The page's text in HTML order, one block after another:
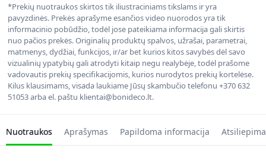
*Prekių nuotraukos skirtos tik iliustraciniams tikslams ir yra
pavyzdinės. Prekės aprašyme esančios video nuorodos yra tik
informacinio pobūdžio, todėl jose pateikiama informacija gali skirtis
nuo pačios prekės. Originalių produktų spalvos, užrašai, parametrai,
matmenys, dydžiai, funkcijos, ir/ar bet kurios kitos savybės dėl savo
vizualinių ypatybių gali atrodyti kitaip negu realybėje, todėl prašome
vadovautis prekių specifikacijomis, kurios nurodytos prekių kortelėse.
Kilus klausimams, visada laukiame Jūsų skambučio telefonu +370 632
51053 arba el. paštu klientai@bonideco.lt.
Nuotraukos Aprašymas Papildoma informacija